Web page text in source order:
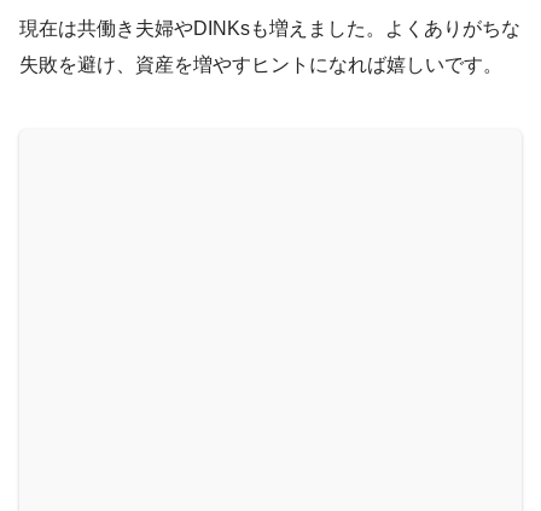
現在は共働き夫婦やDINKsも増えました。よくありがちな
失敗を避け、資産を増やすヒントになれば嬉しいです。